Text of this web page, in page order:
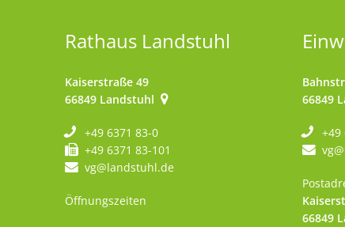
Rathaus Landstuhl
Kaiserstraße 49
66849 Landstuhl
+49 6371 83-0
+49 6371 83-101
vg@landstuhl.de
Öffnungszeiten
66849
+49
66849